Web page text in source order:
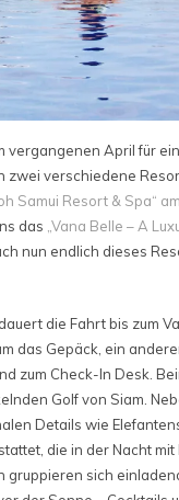
April für
zwei verschiedene
Samui Resort & Spa“
das „Vana Belle – A
nun endlich dieses
die Fahrt bis zum
das Gepäck, ein
zum Check-In Desk.
Golf von Siam.
Details wie
die in der Nacht
sich